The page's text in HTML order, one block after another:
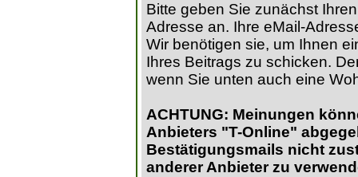
Bitte geben Sie zunächst
Adresse an. Ihre eMail-
Wir benötigen sie, um Ihnen
Ihres Beitrags zu schicken.
wenn Sie unten auch eine
ACHTUNG: Meinungen
Anbieters "T-Online"
Bestätigungsmails nicht
anderer Anbieter zu